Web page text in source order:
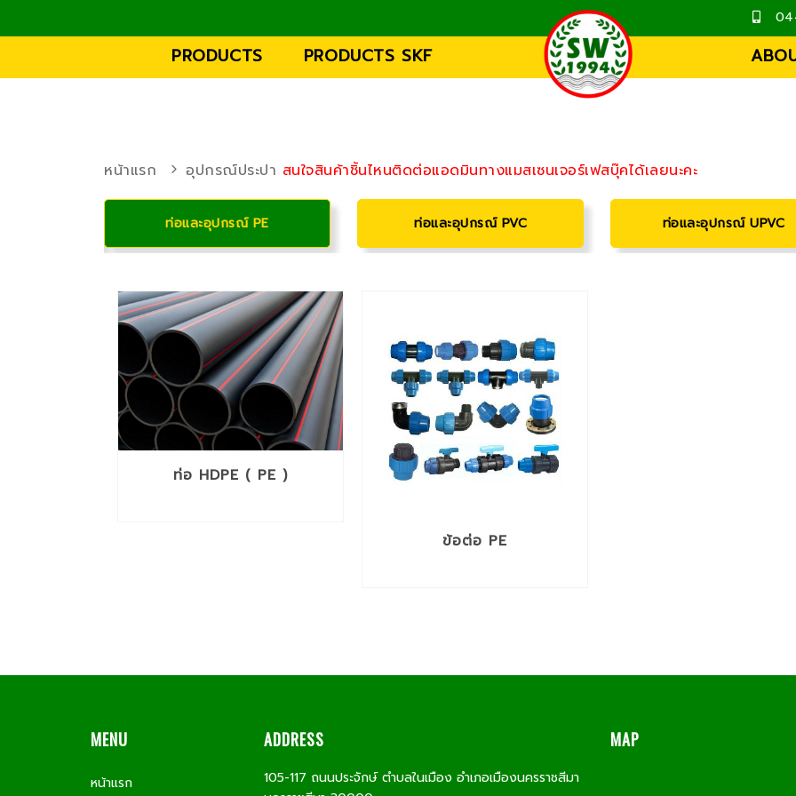
PRODUCTS PRODUCTS SKF
หน้าแรก อุปกรณ์ประปา สนใจสินค้าชิ้นไหนติดต่อแอดมินทางแมสเซนเจอร์เฟสบุ๊คได้เลยนะคะ
ท่อและอุปกรณ์ PE ท่อและอุปกรณ์ PVC ท่อและอุปกรณ์ UPVC
ท่อ HDPE ( PE )
ข้อต่อ PE
MENU
หน้าแรก
ADDRESS
105-117 ถนนประจักษ์ ตำบลในเมือง อำเภอเมืองนครราชสีมา
MAP